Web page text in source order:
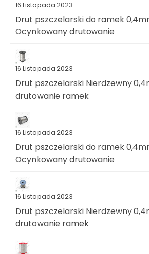
16 Listopada 2023
Drut pszczelarski do ramek
Ocynkowany drutowanie
16 Listopada 2023
Drut pszczelarski Nierdzewny
drutowanie ramek
16 Listopada 2023
Drut pszczelarski do ramek
Ocynkowany drutowanie
16 Listopada 2023
Drut pszczelarski Nierdzewny
drutowanie ramek